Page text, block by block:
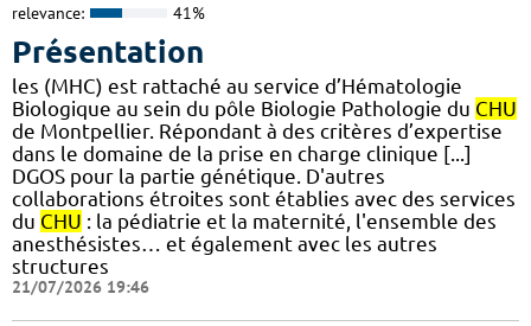
relevance: 41%
Présentation
les (MHC) est rattaché au service d’Hématologie
Biologique au sein du pôle Biologie Pathologie du CHU
de Montpellier. Répondant à des critères d’expertise
dans le domaine de la prise en charge clinique [...]
DGOS pour la partie génétique. D'autres
collaborations étroites sont établies avec des services
du CHU : la pédiatrie et la maternité, l'ensemble des
anesthésistes… et également avec les autres
structures
21/07/2026 19:46